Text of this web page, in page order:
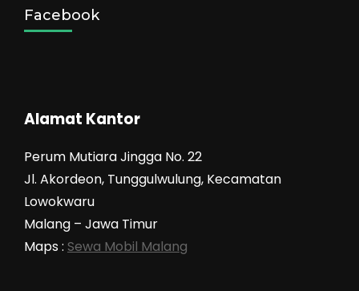
Facebook
Alamat Kantor
Perum Mutiara Jingga No. 22
Jl. Akordeon, Tunggulwulung, Kecamatan
Lowokwaru
Malang – Jawa Timur
Maps : Sewa Mobil Malang